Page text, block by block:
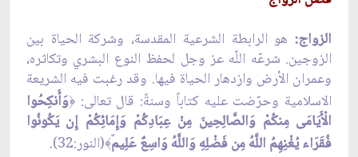
الزواج: هو الرابطة الشرعية المقدسة، وشركة الحياة بين
الزوجين. شرعّه اللّه عز وجل لحفظ النوع البشري وتكاثره،
وعمران الأرض وازدهار الحياة فيها. وقد رغبت فيه الشريعة
الاسلامية وحرّضت عليه كتاباً وسنةً: قال تعالى:﴿وَأَنكِحُوا
الْأَيَامَى مِنكُمْ وَالصَّالِحِينَ مِنْ عِبَادِكُمْ وَإِمَائِكُمْ إِن يَكُونُوا
فُقَرَاء يُغْنِهِمُ اللَّهُ مِن فَضْلِهِ وَاللَّهُ وَاسِعٌ عَلِيم﴾(النور:32).